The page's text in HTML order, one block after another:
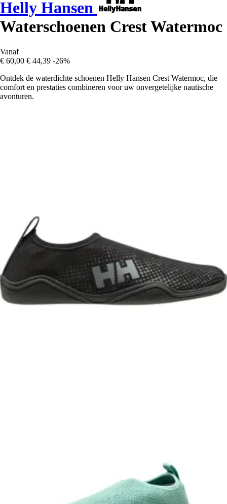
Helly Hansen
Waterschoenen Crest Watermoc
Vanaf
€ 60,00 € 44,39 -26%
Ontdek de waterdichte schoenen Helly Hansen Crest Watermoc, die
comfort en prestaties combineren voor uw onvergetelijke nautische
avonturen.